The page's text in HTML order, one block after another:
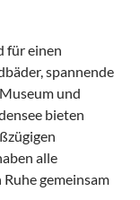
für einen
spannende
und
bieten
alle
gemeinsam